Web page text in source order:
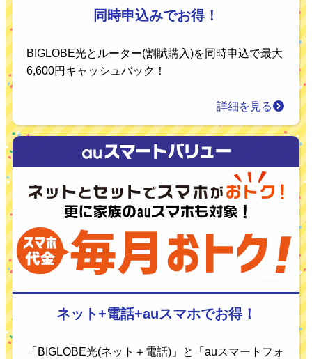
同時申込みでお得！
BIGLOBE光とルーター(割賦購入)を同時申込で最大
6,600円キャッシュバック！
詳細を見る
ネット+電話+auスマホでお得！
「BIGLOBE光(ネット＋電話)」と「auスマートフォ